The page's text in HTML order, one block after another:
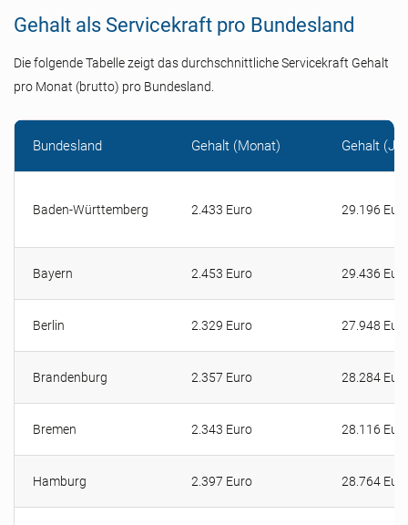
Gehalt als Servicekraft pro Bundesland
Die folgende Tabelle zeigt das durchschnittliche Servicekraft Gehalt
pro Monat (brutto) pro Bundesland.
Bundesland Gehalt (Monat) Gehalt
Baden-Württemberg 2.433 Euro 29.196
Bayern 2.453 Euro 29.436
Berlin 2.329 Euro 27.948
Brandenburg 2.357 Euro 28.284
Bremen 2.343 Euro 28.116
Hamburg 2.397 Euro 28.764